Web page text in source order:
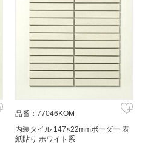
品番：77046KOM
内装タイル 147×22mmボーダー 表
紙貼り ホワイト系